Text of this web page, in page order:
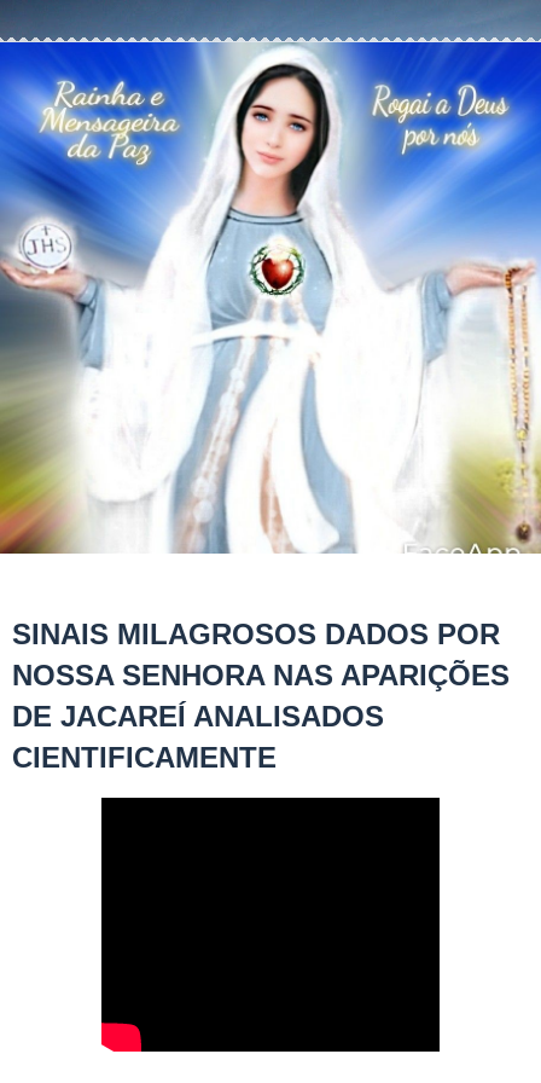
SINAIS MILAGROSOS DADOS POR
NOSSA SENHORA NAS APARIÇÕES
DE JACAREÍ ANALISADOS
CIENTIFICAMENTE